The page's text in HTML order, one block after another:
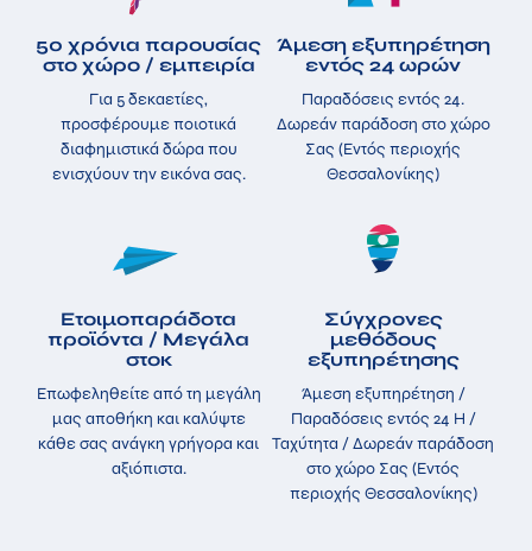
50 χρόνια παρουσίας
στο χώρο / εμπειρία
Για 5 δεκαετίες,
προσφέρουμε ποιοτικά
διαφημιστικά δώρα που
ενισχύουν την εικόνα σας.
Άμεση εξυπηρέτηση
εντός 24 ωρών
Παραδόσεις εντός 24.
Δωρεάν παράδοση στο χώρο
Σας (Εντός περιοχής
Θεσσαλονίκης)
Ετοιμοπαράδοτα
προϊόντα / Μεγάλα
στοκ
Επωφεληθείτε από τη μεγάλη
μας αποθήκη και καλύψτε
κάθε σας ανάγκη γρήγορα και
αξιόπιστα.
Σύγχρονες
μεθόδους
εξυπηρέτησης
Άμεση εξυπηρέτηση /
Παραδόσεις εντός 24 H /
Ταχύτητα / Δωρεάν παράδοση
στο χώρο Σας (Εντός
περιοχής Θεσσαλονίκης)